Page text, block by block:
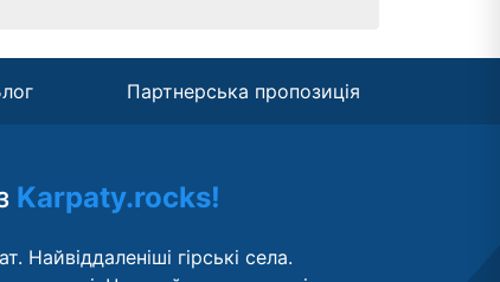
Партнерська пропозиція
Karpaty.rocks!
Найвіддаленіші гірські села.